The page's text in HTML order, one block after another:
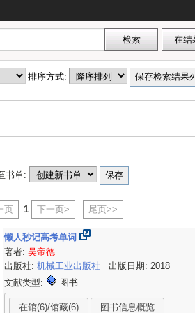
排序方式:
书单:
页 1 下一页> 尾页>>
懒人秒记高考单词
著者:吴帝德
出版社:机械工业出版社
出版日期: 2018
文献类型:
图书
在馆(6)/馆藏(6) 图书信息概览